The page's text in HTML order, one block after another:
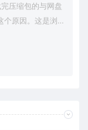
压缩包的与网盘
个原因。这是浏